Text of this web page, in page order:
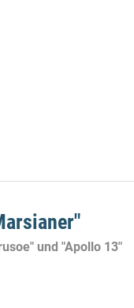
und "Apollo 13"